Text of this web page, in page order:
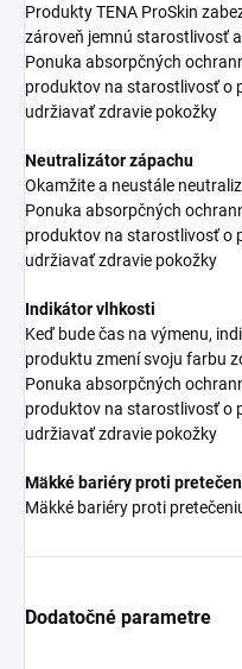
Produkty TENA ProSkin
zároveň jemnú starostlivosť
Ponuka absorpčných
produktov na starostlivosť o
udržiavať zdravie pokožky
Neutralizátor zápachu
Okamžite a neustále
Ponuka absorpčných
produktov na starostlivosť o
udržiavať zdravie pokožky
Indikátor vlhkosti
Keď bude čas na výmenu,
produktu zmení svoju farbu
Ponuka absorpčných
produktov na starostlivosť o
udržiavať zdravie pokožky
Mäkké bariéry proti
Mäkké bariéry proti
Dodatočné parametre